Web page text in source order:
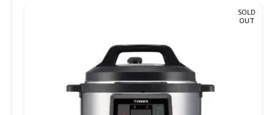
SOLD
OUT